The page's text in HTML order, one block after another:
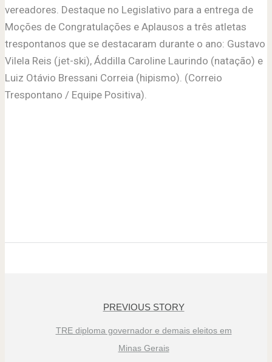
vereadores. Destaque no Legislativo para a entrega de
Moções de Congratulações e Aplausos a três atletas
trespontanos que se destacaram durante o ano: Gustavo
Vilela Reis (jet-ski), Áddilla Caroline Laurindo (natação) e
Luiz Otávio Bressani Correia (hipismo). (Correio
Trespontano / Equipe Positiva).
PREVIOUS STORY
TRE diploma governador e demais eleitos em
Minas Gerais